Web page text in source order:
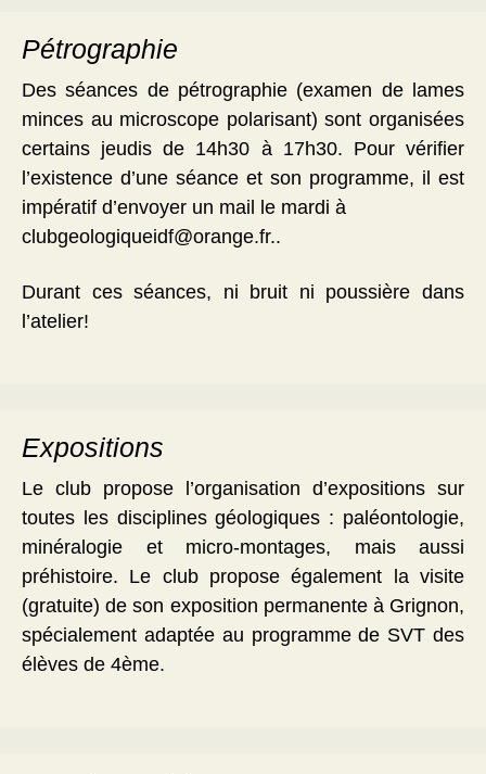
Pétrographie
Des séances de pétrographie (examen de lames
minces au microscope polarisant) sont organisées
certains jeudis de 14h30 à 17h30. Pour vérifier
l’existence d’une séance et son programme, il est
impératif d’envoyer un mail le mardi à
clubgeologiqueidf@orange.fr..
Durant ces séances, ni bruit ni poussière dans
l’atelier!
Expositions
Le club propose l’organisation d’expositions sur
toutes les disciplines géologiques : paléontologie,
minéralogie et micro-montages, mais aussi
préhistoire. Le club propose également la visite
(gratuite) de son exposition permanente à Grignon,
spécialement adaptée au programme de SVT des
élèves de 4ème.